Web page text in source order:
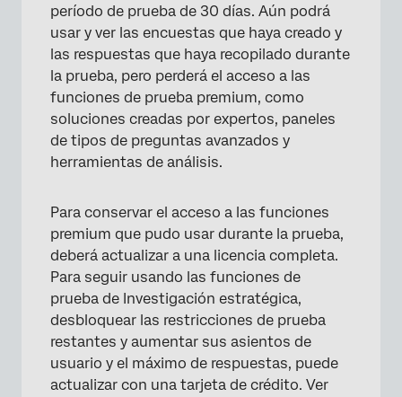
período de prueba de 30 días. Aún podrá
usar y ver las encuestas que haya creado y
las respuestas que haya recopilado durante
la prueba, pero perderá el acceso a las
funciones de prueba premium, como
soluciones creadas por expertos, paneles
de tipos de preguntas avanzados y
herramientas de análisis.
Para conservar el acceso a las funciones
premium que pudo usar durante la prueba,
deberá actualizar a una licencia completa.
Para seguir usando las funciones de
prueba de Investigación estratégica,
desbloquear las restricciones de prueba
restantes y aumentar sus asientos de
usuario y el máximo de respuestas, puede
actualizar con una tarjeta de crédito. Ver